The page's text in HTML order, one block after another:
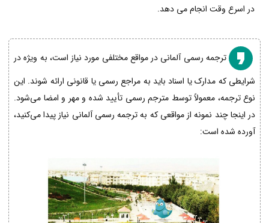
در اسرع وقت انجام می دهد.
ترجمه رسمی آلمانی در مواقع مختلفی مورد نیاز است، به ویژه در
شرایطی که مدارک یا اسناد باید به مراجع رسمی یا قانونی ارائه شوند. این
نوع ترجمه، معمولاً توسط مترجم رسمی تأیید شده و مهر و امضا می‌شود.
در اینجا چند نمونه از مواقعی که به ترجمه رسمی آلمانی نیاز پیدا می‌کنید،
آورده شده است: